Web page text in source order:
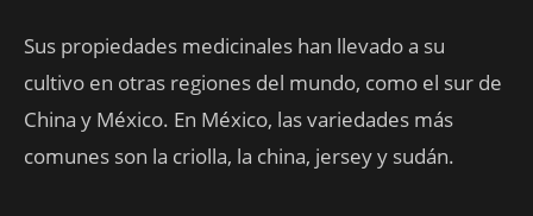
Sus propiedades medicinales han llevado a su
cultivo en otras regiones del mundo, como el sur de
China y México. En México, las variedades más
comunes son la criolla, la china, jersey y sudán.